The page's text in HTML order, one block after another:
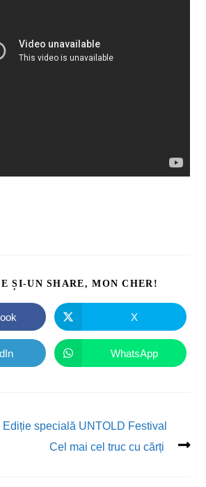
ȘI-UN SHARE, MON CHER!
X
WhatsApp
Ediție specială UNTOLD Festival
Cel mai cel truc cu cărți